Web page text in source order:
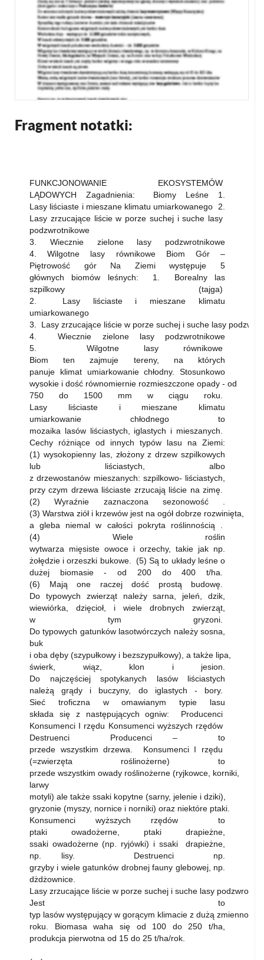
Fragment notatki:
FUNKCJONOWANIE EKOSYSTEMÓW
LĄDOWYCH Zagadnienia: Biomy Leśne 1.
Lasy liściaste i mieszane klimatu umiarkowanego 2.
Lasy zrzucające liście w porze suchej i suche lasy
podzwrotnikowe
3. Wiecznie zielone lasy podzwrotnikowe
4. Wilgotne lasy równikowe Biom Gór –
Piętrowość gór Na Ziemi występuje 5
głównych biomów leśnych: 1. Borealny las
szpilkowy (tajga)
2. Lasy liściaste i mieszane klimatu
umiarkowanego
3. Lasy zrzucające liście w porze suchej i suche lasy
4. Wiecznie zielone lasy podzwrotnikowe
5. Wilgotne lasy równikowe
Biom ten zajmuje tereny, na których
panuje klimat umiarkowanie chłodny. Stosunkowo
wysokie i dość równomiernie rozmieszczone opady - od
750 do 1500 mm w ciągu roku.
Lasy liściaste i mieszane klimatu
umiarkowanie chłodnego to
mozaika lasów liściastych, iglastych i mieszanych.
Cechy różniące od innych typów lasu na Ziemi:
(1) wysokopienny las, złożony z drzew szpilkowych
lub liściastych, albo
z drzewostanów mieszanych: szpilkowo- liściastych,
przy czym drzewa liściaste zrzucają liście na zimę.
(2) Wyraźnie zaznaczona sezonowość .
(3) Warstwa ziół i krzewów jest na ogół dobrze rozwinięta,
a gleba niemal w całości pokryta roślinnością .
(4) Wiele roślin
wytwarza mięsiste owoce i orzechy, takie jak np.
żołędzie i orzeszki bukowe. (5) Są to układy leśne o
dużej biomasie - od 200 do 400 t/ha.
(6) Mają one raczej dość prostą budowę.
Do typowych zwierząt należy sarna, jeleń, dzik,
wiewiórka, dzięcioł, i wiele drobnych zwierząt,
w tym gryzoni.
Do typowych gatunków lasotwórczych należy sosna,
buk
i oba dęby (szypułkowy i bezszypułkowy), a także lipa,
świerk, wiąz, klon i jesion.
Do najczęściej spotykanych lasów liściastych
należą grądy i buczyny, do iglastych - bory.
Sieć troficzna w omawianym typie lasu
składa się z następujących ogniw: Producenci
Konsumenci I rzędu Konsumenci wyższych rzędów
Destruenci Producenci – to
przede wszystkim drzewa. Konsumenci I rzędu
(=zwierzęta roślinożerne) to
przede wszystkim owady roślinożerne (ryjkowce, korniki,
larwy
motyli) ale także ssaki kopytne (sarny, jelenie i dziki),
gryzonie (myszy, nornice i norniki) oraz niektóre ptaki.
Konsumenci wyższych rzędów to
ptaki owadożerne, ptaki drapieżne,
ssaki owadożerne (np. ryjówki) i ssaki drapieżne,
np. lisy. Destruenci np.
grzyby i wiele gatunków drobnej fauny glebowej, np.
dżdżownice.
Lasy zrzucające liście w porze suchej i suche lasy
Jest to
typ lasów występujący w gorącym klimacie z dużą
roku. Biomasa waha się od 100 do 250 t/ha,
produkcja pierwotna od 15 do 25 t/ha/rok.